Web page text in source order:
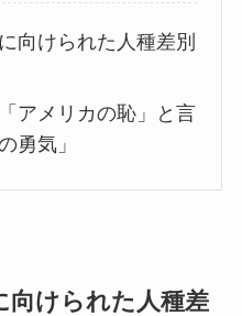
向けられた人種差別
アメリカの恥」と言
勇気」
向けられた人種差